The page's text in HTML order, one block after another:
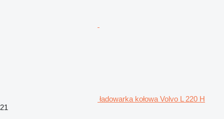
ładowarka kołowa Volvo L 220 H
21